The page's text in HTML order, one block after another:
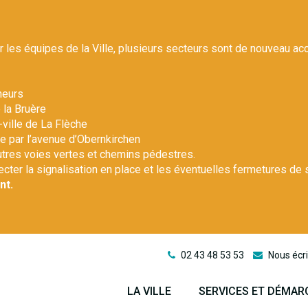
équipes de la Ville, plusieurs secteurs sont de nouveau
Bruère
de La Flèche
l’avenue d’Obernkirchen
voies vertes et chemins pédestres.
la signalisation en place et les éventuelles fermetures de
02 43 48 53 53 Nous
LA VILLE SERVICES ET